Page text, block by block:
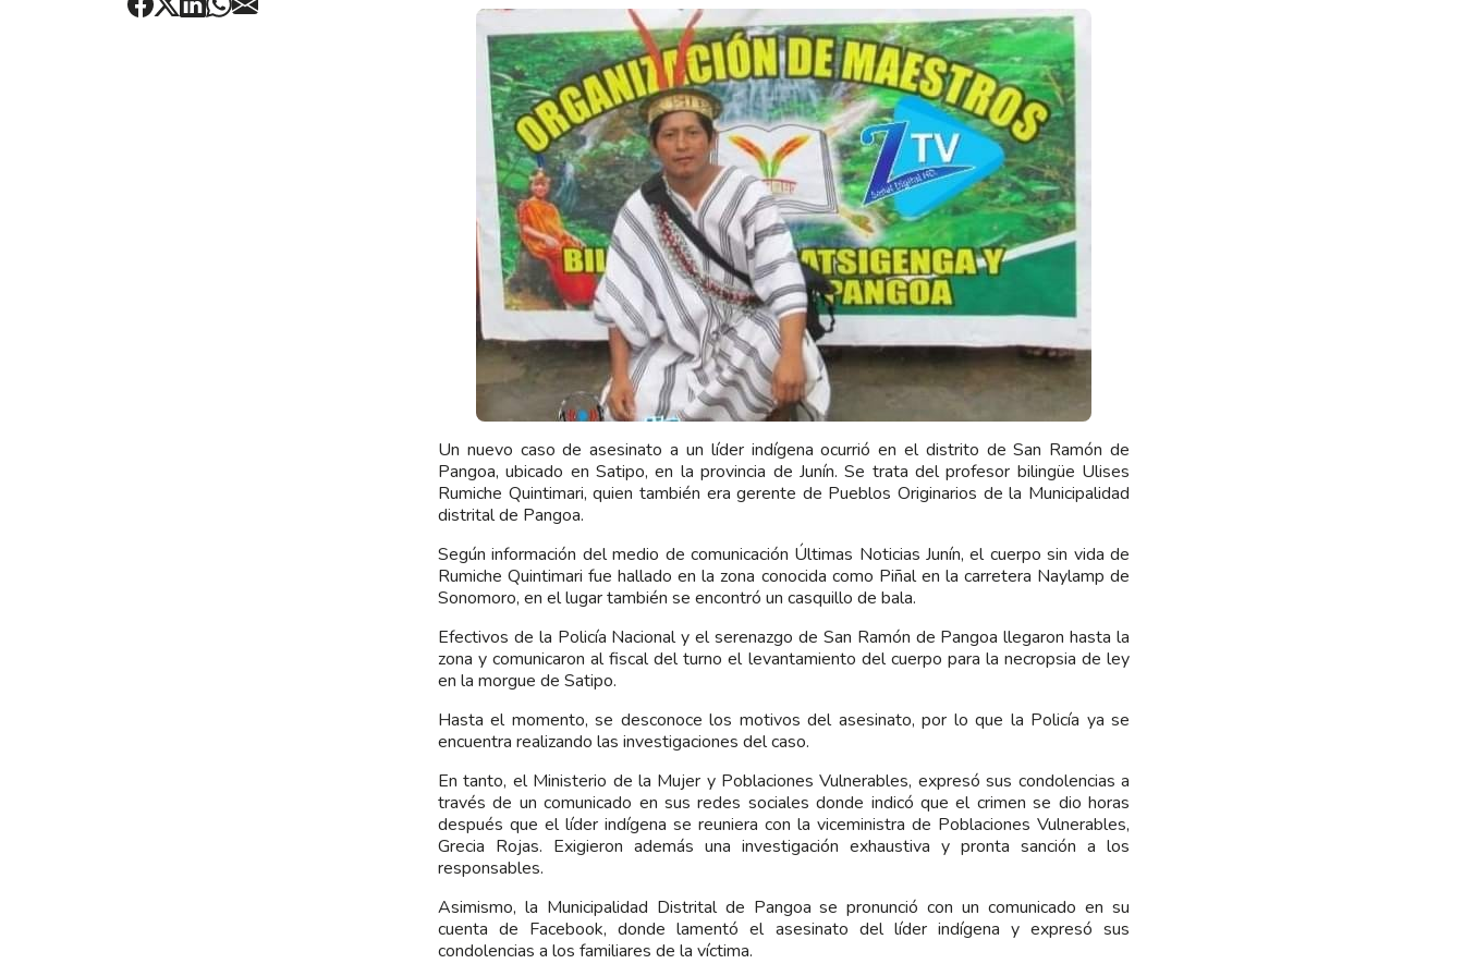
Un nuevo caso de asesinato a un líder indígena ocurrió en el distrito de San Ramón de
Pangoa, ubicado en Satipo, en la provincia de Junín. Se trata del profesor bilingüe Ulises
Rumiche Quintimari, quien también era gerente de Pueblos Originarios de la Municipalidad
distrital de Pangoa.
Según información del medio de comunicación Últimas Noticias Junín, el cuerpo sin vida de
Rumiche Quintimari fue hallado en la zona conocida como Piñal en la carretera Naylamp de
Sonomoro, en el lugar también se encontró un casquillo de bala.
Efectivos de la Policía Nacional y el serenazgo de San Ramón de Pangoa llegaron hasta la
zona y comunicaron al fiscal del turno el levantamiento del cuerpo para la necropsia de ley
en la morgue de Satipo.
Hasta el momento, se desconoce los motivos del asesinato, por lo que la Policía ya se
encuentra realizando las investigaciones del caso.
En tanto, el Ministerio de la Mujer y Poblaciones Vulnerables, expresó sus condolencias a
través de un comunicado en sus redes sociales donde indicó que el crimen se dio horas
después que el líder indígena se reuniera con la viceministra de Poblaciones Vulnerables,
Grecia Rojas. Exigieron además una investigación exhaustiva y pronta sanción a los
responsables.
Asimismo, la Municipalidad Distrital de Pangoa se pronunció con un comunicado en su
cuenta de Facebook, donde lamentó el asesinato del líder indígena y expresó sus
condolencias a los familiares de la víctima.